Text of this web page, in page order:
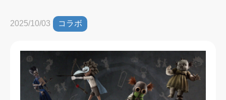
2025/10/03 コラボ